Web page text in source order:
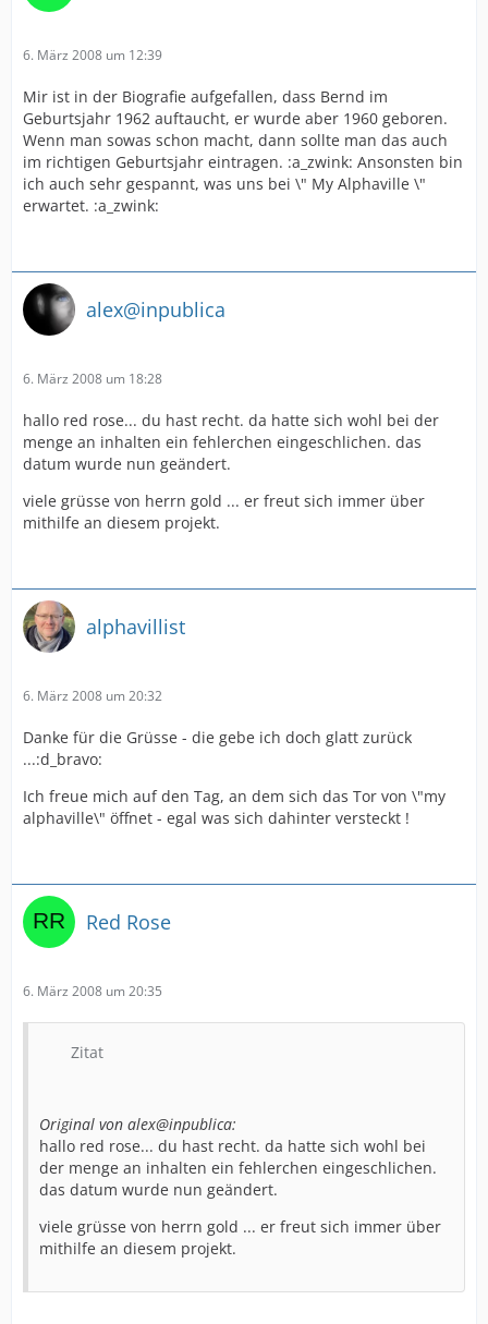
6. März 2008 um 12:39
Mir ist in der Biografie aufgefallen, dass Bernd im
Geburtsjahr 1962 auftaucht, er wurde aber 1960 geboren.
Wenn man sowas schon macht, dann sollte man das auch
im richtigen Geburtsjahr eintragen. :a_zwink: Ansonsten bin
ich auch sehr gespannt, was uns bei \" My Alphaville \"
erwartet. :a_zwink:
alex@inpublica
6. März 2008 um 18:28
hallo red rose... du hast recht. da hatte sich wohl bei der
menge an inhalten ein fehlerchen eingeschlichen. das
datum wurde nun geändert.
viele grüsse von herrn gold ... er freut sich immer über
mithilfe an diesem projekt.
alphavillist
6. März 2008 um 20:32
Danke für die Grüsse - die gebe ich doch glatt zurück
...:d_bravo:
Ich freue mich auf den Tag, an dem sich das Tor von \"my
alphaville\" öffnet - egal was sich dahinter versteckt !
Red Rose
6. März 2008 um 20:35
Zitat
Original von alex@inpublica:
hallo red rose... du hast recht. da hatte sich wohl bei
der menge an inhalten ein fehlerchen eingeschlichen.
das datum wurde nun geändert.
viele grüsse von herrn gold ... er freut sich immer über
mithilfe an diesem projekt.